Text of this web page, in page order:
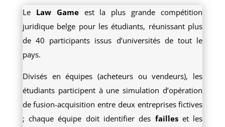
Le Law Gameest la plus grande compétition
juridique belge pour les étudiants, réunissant plus
de 40 participants issus d’universités de tout le
pays.
Divisés en équipes (acheteurs ou vendeurs), les
étudiants participent à une simulation d’opération
de fusion-acquisition entre deux entreprises fictives
; chaque équipe doit identifier des failleset les